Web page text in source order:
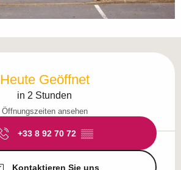
Heute Geöffnet
in 2 Stunden
Öffnungszeiten ansehen
+33 8 92 70 72 ▒▒
Kontaktieren Sie uns